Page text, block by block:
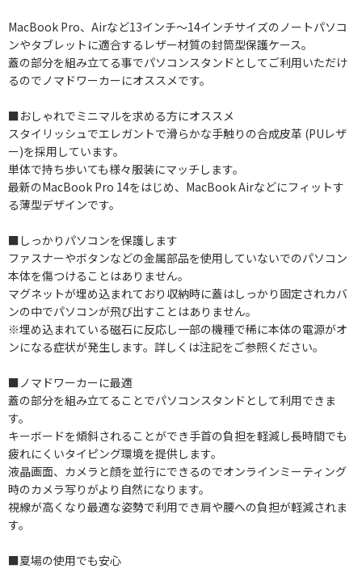
MacBook Pro、Airなど13インチ～14インチサイズのノートパソコ
ンやタブレットに適合するレザー材質の封筒型保護ケース。
蓋の部分を組み立てる事でパソコンスタンドとしてご利用いただけ
るのでノマドワーカーにオススメです。
■おしゃれでミニマルを求める方にオススメ
スタイリッシュでエレガントで滑らかな手触りの合成皮革 (PUレザ
ー)を採用しています。
単体で持ち歩いても様々服装にマッチします。
最新のMacBook Pro 14をはじめ、MacBook Airなどにフィットす
る薄型デザインです。
■しっかりパソコンを保護します
ファスナーやボタンなどの金属部品を使用していないでのパソコン
本体を傷つけることはありません。
マグネットが埋め込まれており収納時に蓋はしっかり固定されカバ
ンの中でパソコンが飛び出すことはありません。
※埋め込まれている磁石に反応し一部の機種で稀に本体の電源がオ
ンになる症状が発生します。詳しくは注記をご参照ください。
■ノマドワーカーに最適
蓋の部分を組み立てることでパソコンスタンドとして利用できま
す。
キーボードを傾斜されることができ手首の負担を軽減し長時間でも
疲れにくいタイピング環境を提供します。
液晶画面、カメラと顔を並行にできるのでオンラインミーティング
時のカメラ写りがより自然になります。
視線が高くなり最適な姿勢で利用でき肩や腰への負担が軽減されま
す。
■夏場の使用でも安心